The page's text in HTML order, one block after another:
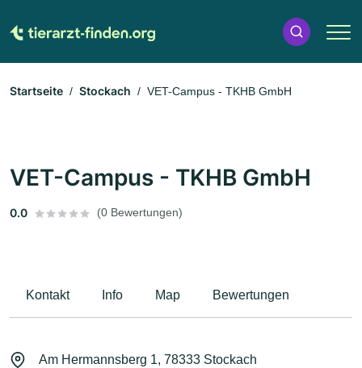
Startseite Stockach VET-Campus - TKHB GmbH
VET-Campus - TKHB GmbH
0.0 (0 Bewertungen)
Kontakt Info Map Bewertungen
Am Hermannsberg 1, 78333 Stockach